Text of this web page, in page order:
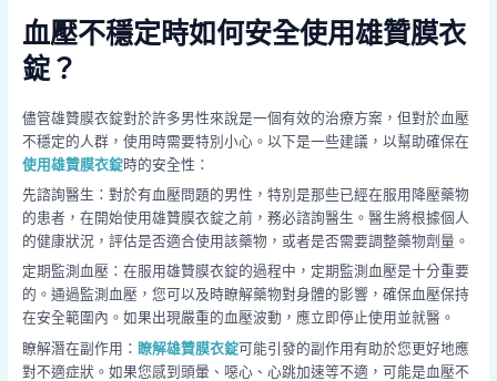
血壓不穩定時如何安全使用雄贊膜衣
錠？
儘管雄贊膜衣錠對於許多男性來說是一個有效的治療方案，但對於血壓
不穩定的人群，使用時需要特別小心。以下是一些建議，以幫助確保在
使用雄贊膜衣錠時的安全性：
先諮詢醫生：對於有血壓問題的男性，特別是那些已經在服用降壓藥物
的患者，在開始使用雄贊膜衣錠之前，務必諮詢醫生。醫生將根據個人
的健康狀況，評估是否適合使用該藥物，或者是否需要調整藥物劑量。
定期監測血壓：在服用雄贊膜衣錠的過程中，定期監測血壓是十分重要
的。通過監測血壓，您可以及時瞭解藥物對身體的影響，確保血壓保持
在安全範圍內。如果出現嚴重的血壓波動，應立即停止使用並就醫。
瞭解潛在副作用： 瞭解雄贊膜衣錠可能引發的副作用有助於您更好地應
對不適症狀。如果您感到頭暈、噁心、心跳加速等不適，可能是血壓不